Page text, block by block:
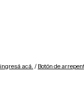
ingresá acá. / Botón de